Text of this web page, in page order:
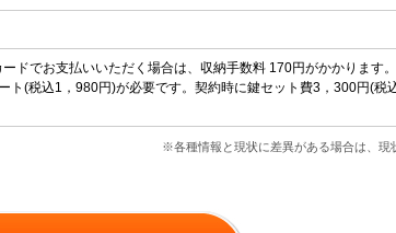
ドでお支払いいただく場合は、収納手数料 170円がかかります
(税込1，980円)が必要です。契約時に鍵セット費3，300円(税
※各種情報と現状に差異がある場合は、現